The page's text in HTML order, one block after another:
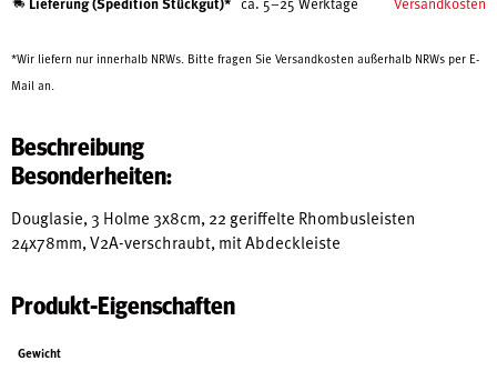
*Wir liefern nur innerhalb NRWs. Bitte fragen Sie Versandkosten außerhalb NRWs per E-
Mail an.
Beschreibung
Besonderheiten:
Douglasie, 3 Holme 3x8cm, 22 geriffelte Rhombusleisten
24x78mm, V2A-verschraubt, mit Abdeckleiste
Produkt-Eigenschaften
Gewicht